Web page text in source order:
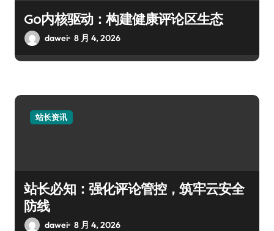
Go内核驱动：构建健康评论区生态
dawei 8 月 4, 2026
站长资讯
站长必知：强化评论管控，筑牢云安全
防线
dawei 8 月 4, 2026